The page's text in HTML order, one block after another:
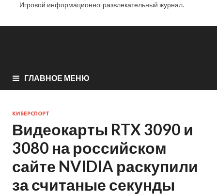
Игровой информационно-развлекательный журнал.
ГЛАВНОЕ МЕНЮ
КИБЕРСПОРТ
Видеокарты RTX 3090 и
3080 на российском
сайте NVIDIA раскупили
за считаные секунды